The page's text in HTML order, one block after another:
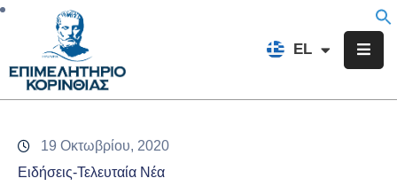
EL
FR
Επιμελητήριο
Υπηρεσίες
19 Οκτωβρίου, 2020
Ειδήσεις-Τελευταία Νέα